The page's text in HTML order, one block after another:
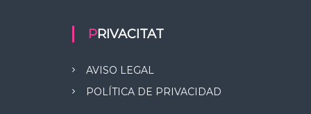
PRIVACITAT
AVISO LEGAL
POLÍTICA DE PRIVACIDAD